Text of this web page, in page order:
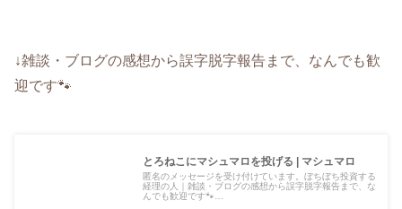
↓雑談・ブログの感想から誤字脱字報告まで、なんでも歓
迎です🐾
とろねこにマシュマロを投げる | マシュマロ
匿名のメッセージを受け付けています。ぼちぼち投資する
経理の人｜雑談・ブログの感想から誤字脱字報告まで、な
んでも歓迎です🐾…